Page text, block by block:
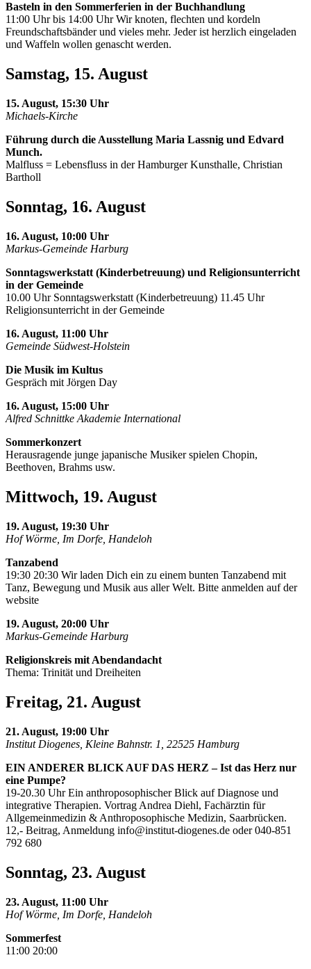
Basteln in den Sommerferien in der Buchhandlung
11:00 Uhr bis 14:00 Uhr Wir knoten, flechten und kordeln
Freundschaftsbänder und vieles mehr. Jeder ist herzlich eingeladen
und Waffeln wollen genascht werden.
Samstag, 15. August
15. August, 15:30 Uhr
Michaels-Kirche
Führung durch die Ausstellung Maria Lassnig und Edvard
Munch.
Malfluss = Lebensfluss in der Hamburger Kunsthalle, Christian
Bartholl
Sonntag, 16. August
16. August, 10:00 Uhr
Markus-Gemeinde Harburg
Sonntagswerkstatt (Kinderbetreuung) und Religionsunterricht
in der Gemeinde
10.00 Uhr Sonntagswerkstatt (Kinderbetreuung) 11.45 Uhr
Religionsunterricht in der Gemeinde
16. August, 11:00 Uhr
Gemeinde Südwest-Holstein
Die Musik im Kultus
Gespräch mit Jörgen Day
16. August, 15:00 Uhr
Alfred Schnittke Akademie International
Sommerkonzert
Herausragende junge japanische Musiker spielen Chopin,
Beethoven, Brahms usw.
Mittwoch, 19. August
19. August, 19:30 Uhr
Hof Wörme, Im Dorfe, Handeloh
Tanzabend
19:30 20:30 Wir laden Dich ein zu einem bunten Tanzabend mit
Tanz, Bewegung und Musik aus aller Welt. Bitte anmelden auf der
website
19. August, 20:00 Uhr
Markus-Gemeinde Harburg
Religionskreis mit Abendandacht
Thema: Trinität und Dreiheiten
Freitag, 21. August
21. August, 19:00 Uhr
Institut Diogenes, Kleine Bahnstr. 1, 22525 Hamburg
EIN ANDERER BLICK AUF DAS HERZ – Ist das Herz nur
eine Pumpe?
19-20.30 Uhr Ein anthroposophischer Blick auf Diagnose und
integrative Therapien. Vortrag Andrea Diehl, Fachärztin für
Allgemeinmedizin & Anthroposophische Medizin, Saarbrücken.
12,- Beitrag, Anmeldung info@institut-diogenes.de oder 040-851
792 680
Sonntag, 23. August
23. August, 11:00 Uhr
Hof Wörme, Im Dorfe, Handeloh
Sommerfest
11:00 20:00